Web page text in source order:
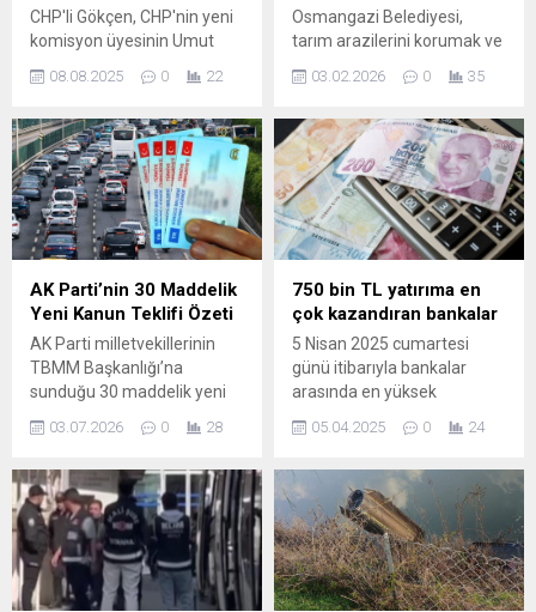
CHP'li Gökçen, CHP'nin yeni
komisyon üyesinin Umut
Akdoğan olacağını açıkladı.
08.08.2025 0 22
Osmangazi Belediyesi,
tarım arazilerini korumak ve
kaçak yapılaşmanın önüne
geçmek amacıyla
sürdürüyor. Birinci sınıf tarım
arazisine kaçak olarak
yapılan depo, inşaat
aşamasındayken tespit
edilerek yıkıldı. Osmangazi
Belediyesi, Türkiye’nin en
verimli topraklarına sahip
Bursa Ovası başta olmak
üzere ilçe genelindeki tarım
alanlarını kaçak yapılardan
korumak ve bu alanları
gelecek...
03.02.2026 0 35
AK Parti’nin 30 Maddelik
Yeni Kanun Teklifi Özeti
AK Parti milletvekillerinin
TBMM Başkanlığı’na
sunduğu 30 maddelik yeni
aylıklarından trafik ve PTT
geniş bir yelpazede
değişiklikler öngörüyor.
Teklif yalnızca emekli
ödemelerini artırmakla
kalmıyor; ehliyet
düzenlemeleri, alkollü araç
03.07.2026 0 28
750 bin TL yatırıma en
çok kazandıran bankalar
5 Nisan 2025 cumartesi
günü itibarıyla bankalar
arasında en yüksek
güncellenmiş durumda.
seçenekleri sunan bankalar
ve 750 bin TL’lik bir yatırımın
1 aylık getirisi belli oldu. İşte
bankaların faiz oranları ve
kazanç hesaplamaları…
05.04.2025 0 24